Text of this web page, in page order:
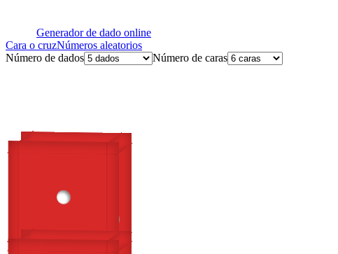
Generador de dado online
Cara o cruzNúmeros aleatorios
Número de dados
Número de caras